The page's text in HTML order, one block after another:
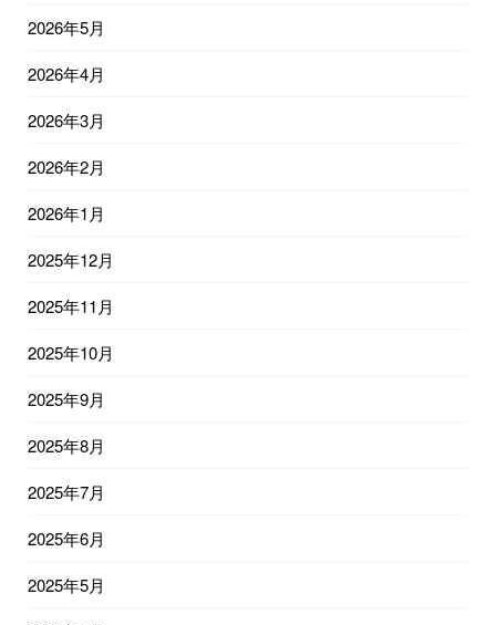
2026年5月
2026年4月
2026年3月
2026年2月
2026年1月
2025年12月
2025年11月
2025年10月
2025年9月
2025年8月
2025年7月
2025年6月
2025年5月